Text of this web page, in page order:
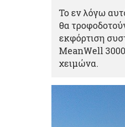
Το εν λόγω
θα
εκφόρτιση
MeanWell
χειμώνα.